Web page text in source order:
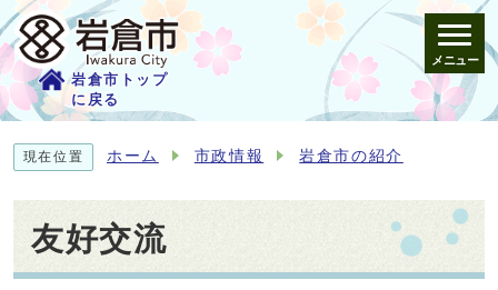
岩倉市トップ
に戻る
メニュー
現在位置 ホーム 市政情報 岩倉市の紹介
友好交流